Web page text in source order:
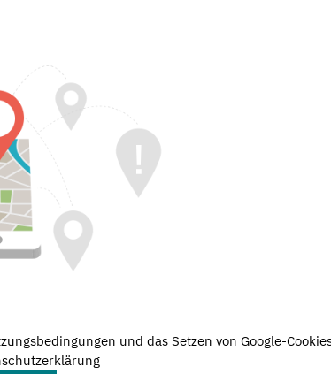
und das Setzen von Google-